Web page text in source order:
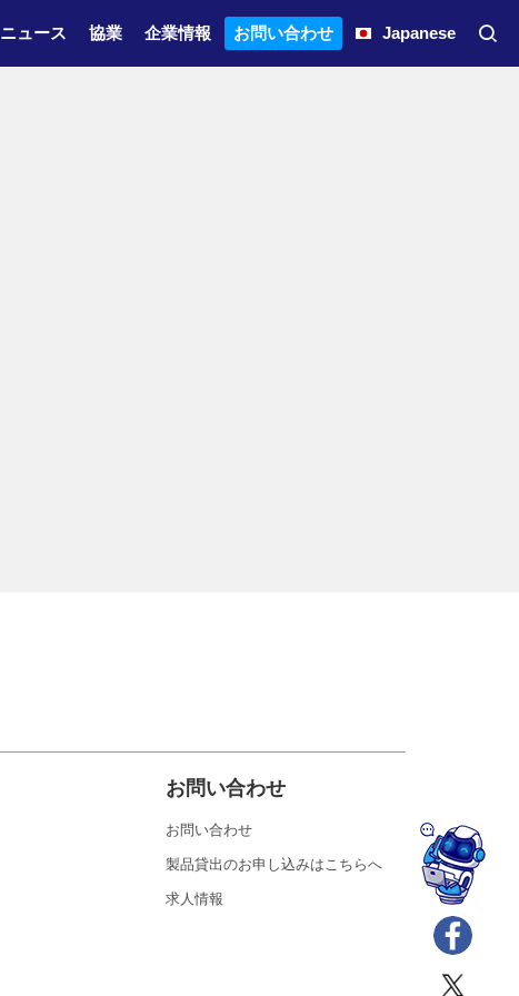
ニュース 協業 企業情報 お問い合わせ Japanese
お問い合わせ
お問い合わせ
製品貸出のお申し込みはこちらへ
求人情報